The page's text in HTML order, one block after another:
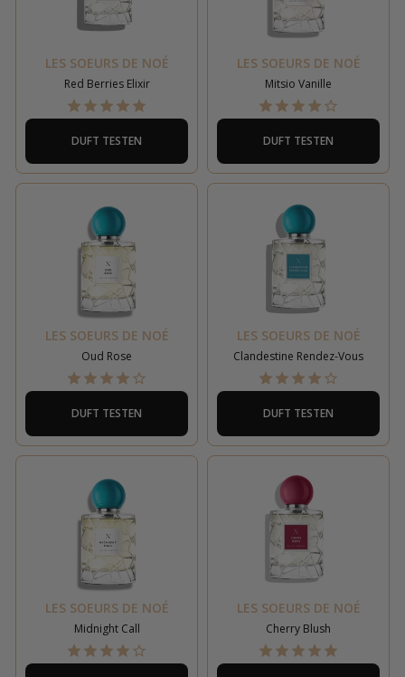
LES SOEURS DE NOÉ
Red Berries Elixir
DUFT TESTEN
LES SOEURS DE NOÉ
Mitsio Vanille
DUFT TESTEN
LES SOEURS DE NOÉ
Oud Rose
DUFT TESTEN
LES SOEURS DE NOÉ
Clandestine Rendez-Vous
DUFT TESTEN
LES SOEURS DE NOÉ
Midnight Call
LES SOEURS DE NOÉ
Cherry Blush